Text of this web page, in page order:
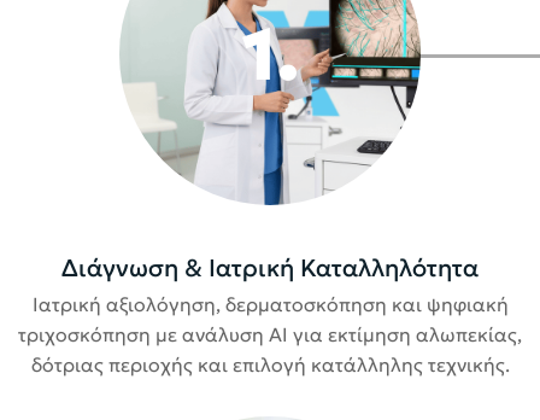
1.
Διάγνωση & Ιατρική Καταλληλότητα
Ιατρική αξιολόγηση, δερματοσκόπηση και ψηφιακή
τριχοσκόπηση με ανάλυση AI για εκτίμηση αλωπεκίας,
δότριας περιοχής και επιλογή κατάλληλης τεχνικής.